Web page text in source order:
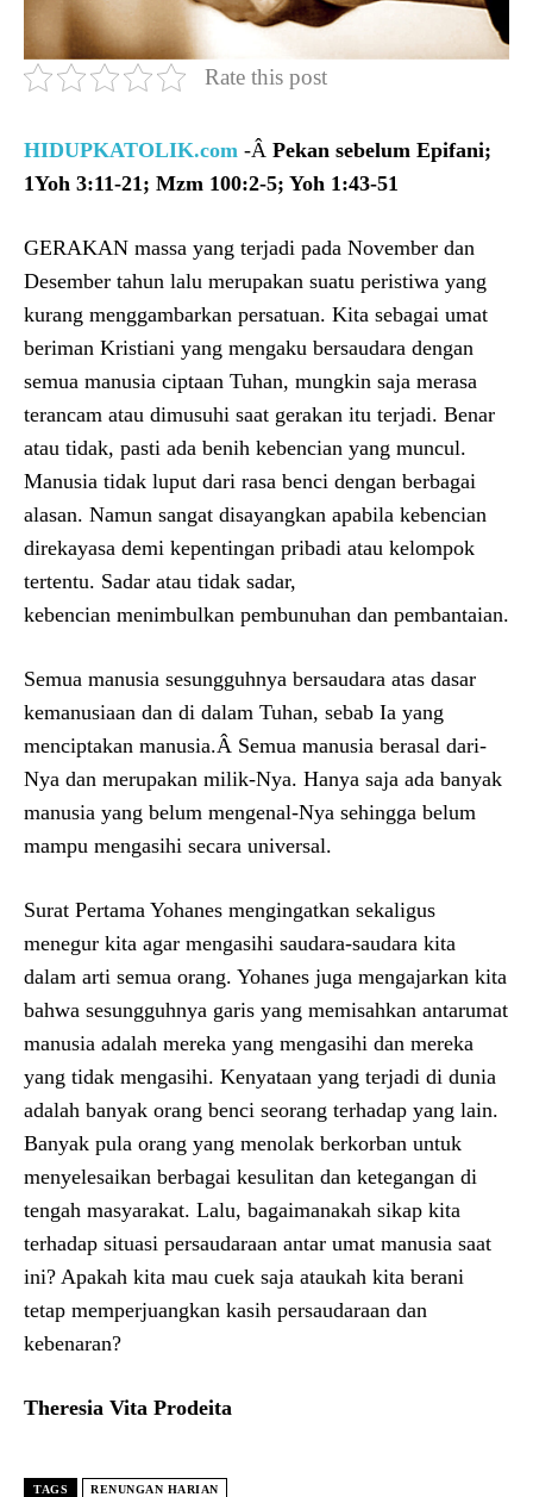
Rate this post
HIDUPKATOLIK.com -Â Pekan sebelum Epifani;
1Yoh 3:11-21; Mzm 100:2-5; Yoh 1:43-51
GERAKAN massa yang terjadi pada November dan
Desember tahun lalu merupakan suatu peristiwa yang
kurang menggambarkan persatuan. Kita sebagai umat
beriman Kristiani yang mengaku bersaudara dengan
semua manusia ciptaan Tuhan, mungkin saja merasa
terancam atau dimusuhi saat gerakan itu terjadi. Benar
atau tidak, pasti ada benih kebencian yang muncul.
Manusia tidak luput dari rasa benci dengan berbagai
alasan. Namun sangat disayangkan apabila kebencian
direkayasa demi kepentingan pribadi atau kelompok
tertentu. Sadar atau tidak sadar,
kebencian menimbulkan pembunuhan dan pembantaian.
Semua manusia sesungguhnya bersaudara atas dasar
kemanusiaan dan di dalam Tuhan, sebab Ia yang
menciptakan manusia.Â Semua manusia berasal dari-
Nya dan merupakan milik-Nya. Hanya saja ada banyak
manusia yang belum mengenal-Nya sehingga belum
mampu mengasihi secara universal.
Surat Pertama Yohanes mengingatkan sekaligus
menegur kita agar mengasihi saudara-saudara kita
dalam arti semua orang. Yohanes juga mengajarkan kita
bahwa sesungguhnya garis yang memisahkan antarumat
manusia adalah mereka yang mengasihi dan mereka
yang tidak mengasihi. Kenyataan yang terjadi di dunia
adalah banyak orang benci seorang terhadap yang lain.
Banyak pula orang yang menolak berkorban untuk
menyelesaikan berbagai kesulitan dan ketegangan di
tengah masyarakat. Lalu, bagaimanakah sikap kita
terhadap situasi persaudaraan antar umat manusia saat
ini? Apakah kita mau cuek saja ataukah kita berani
tetap memperjuangkan kasih persaudaraan dan
kebenaran?
Theresia Vita Prodeita
TAGS RENUNGAN HARIAN